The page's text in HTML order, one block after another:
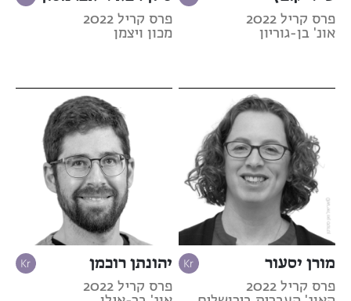
פרס קריל 2022
אונ' בן-גוריון
פרס קריל 2022
מכון ויצמן
מורן יסעור
פרס קריל 2022
יהונתן רוכמן
פרס קריל 2022